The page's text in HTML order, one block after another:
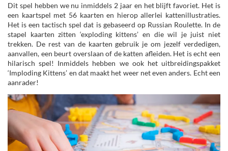
Dit spel hebben we nu inmiddels 2 jaar en het blijft favoriet. Het is
een kaartspel met 56 kaarten en hierop allerlei kattenillustraties.
Het is een tactisch spel dat is gebaseerd op Russian Roulette. In de
stapel kaarten zitten ‘exploding kittens’ en die wil je juist niet
trekken. De rest van de kaarten gebruik je om jezelf verdedigen,
aanvallen, een beurt overslaan of de katten afleiden. Het is echt een
hilarisch spel! Inmiddels hebben we ook het uitbreidingspakket
‘Imploding Kittens’ en dat maakt het weer net even anders. Echt een
aanrader!